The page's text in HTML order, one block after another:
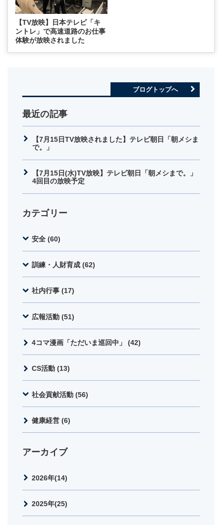
【TV放映】日本テレビ「キ
ントレ」で高速道路のお仕事
体験が放映されました
ブログトップへ
最近の記事
【7月15日TV放映されました】テレビ朝日「朝メシま
で。」
【7月15日(水)TV放映】テレビ朝日「朝メシまで。」
4回目の放映予定
カテゴリー
安全 (60)
訓練・人財育成 (62)
社内行事 (17)
広報活動 (51)
4コマ漫画「ただいま巡回中」 (42)
CS活動 (13)
社会貢献活動 (56)
健康経営 (6)
アーカイブ
2026年(14)
2025年(25)